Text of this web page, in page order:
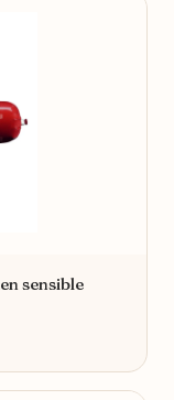
sensible